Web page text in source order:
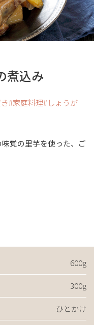
煮込み
家庭料理 しょうが
覚の里芋を使った、ご
600g
300g
ひとかけ